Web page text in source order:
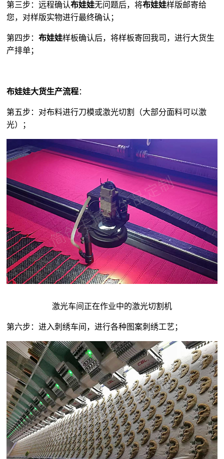
第三步：远程确认布娃娃无问题后，将布娃娃样版邮寄给
您，对样版实物进行最终确认；
第四步：布娃娃样板确认后，将样板寄回我司，进行大货生
产排单；
布娃娃大货生产流程：
第五步：对布料进行刀模或激光切割（大部分面料可以激
光）；
激光车间正在作业中的激光切割机
第六步：进入刺绣车间，进行各种图案刺绣工艺；